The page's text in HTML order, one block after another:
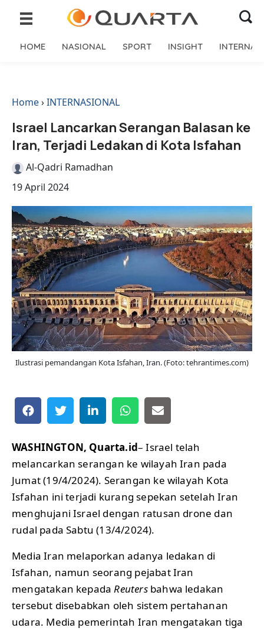
HOME NASIONAL SPORT INSIGHT
Home›INTERNASIONAL
Israel Lancarkan Serangan Balasan ke
Iran, Terjadi Ledakan di Kota Isfahan
Al-Qadri Ramadhan
19 April 2024
Ilustrasi pemandangan Kota Isfahan, Iran. (Foto: tehrantimes.com)
WASHINGTON, Quarta.id– Israel telah
melancarkan serangan ke wilayah Iran pada
Jumat (19/4/2024). Serangan ke wilayah Kota
Isfahan ini terjadi kurang sepekan setelah Iran
menghujani Israel dengan ratusan drone dan
rudal pada Sabtu (13/4/2024).
Media Iran melaporkan adanya ledakan di
Isfahan, namun seorang pejabat Iran
mengatakan kepadaReutersbahwa ledakan
tersebut disebabkan oleh sistem pertahanan
udara. Media pemerintah Iran mengatakan tiga